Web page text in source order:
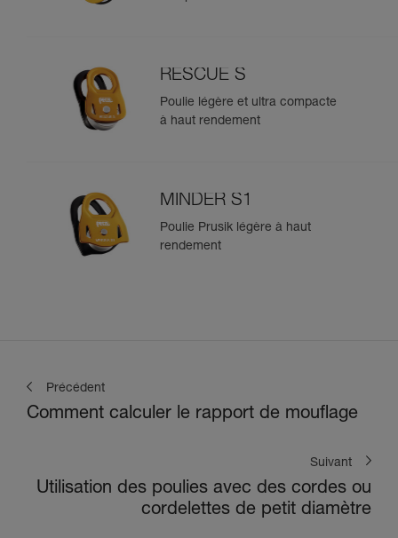
RESCUE S
Poulie légère et ultra compacte
à haut rendement
MINDER S1
Poulie Prusik légère à haut
rendement
Précédent
Comment calculer le rapport de mouflage
Suivant
Utilisation des poulies avec des cordes ou
cordelettes de petit diamètre